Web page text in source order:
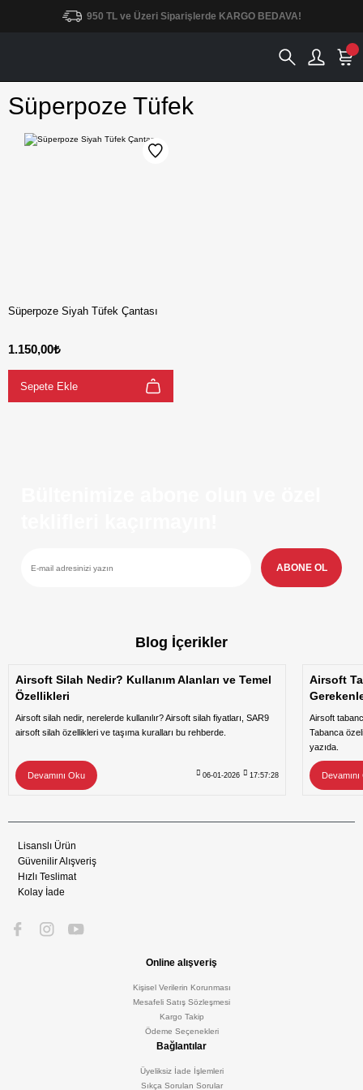
950 TL ve Üzeri Siparişlerde KARGO BEDAVA!
Süperpoze Tüfek
Süperpoze Siyah Tüfek Çantası
1.150,00₺
Sepete Ekle
ABONE OL
Blog İçerikler
Airsoft Silah Nedir? Kullanım Alanları ve Temel
Özellikleri
Airsoft silah nedir, nerelerde kullanılır? Airsoft silah fiyatları, SAR9
airsoft silah özellikleri ve taşıma kuralları bu rehberde.
Devamını Oku 06-01-2026 17:57:28
Airsoft
Airsoft
Tabanca
yazıda.
Lisanslı Ürün
Güvenilir Alışveriş
Hızlı Teslimat
Kolay İade
Online alışveriş
Kişisel Verilerin Korunması
Mesafeli Satış Sözleşmesi
Kargo Takip
Ödeme Seçenekleri
Bağlantılar
Üyeliksiz İade İşlemleri
Sıkça Sorulan Sorular